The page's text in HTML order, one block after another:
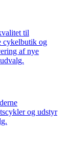
til
cykelbutik og
af nye
og udstyr